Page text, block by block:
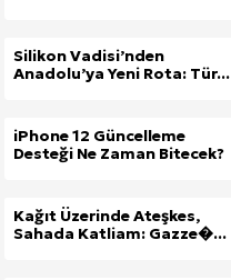
Silikon Vadisi’nden
Anadolu’ya Yeni Rota: Tür...
iPhone 12 Güncelleme
Desteği Ne Zaman Bitecek?
Kağıt Üzerinde Ateşkes,
Sahada Katliam: Gazze�...